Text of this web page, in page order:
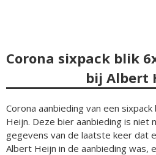
Corona sixpack blik
bij Albert
Corona aanbieding van een
Heijn. Deze bier aanbieding is niet
gegevens van de laatste keer dat
Albert Heijn in de aanbieding was,